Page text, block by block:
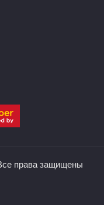
права защищены